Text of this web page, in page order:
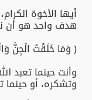
أيها الأخوة
هدف واحد هو أن
﴿ وَمَا خَلَقْتُ الْجِنَّ
وأنت حينما تعبد
وتشكره، أو